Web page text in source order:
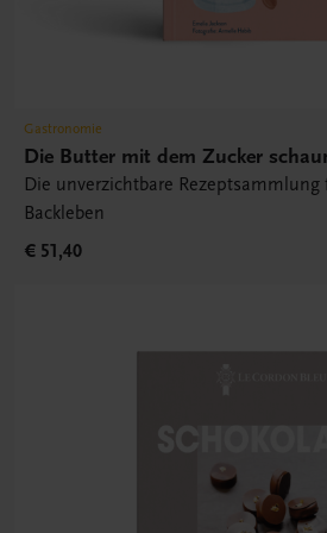
Gastronomie
Die Butter mit dem Zucker
Die unverzichtbare Rezeptsammlung
Backleben
€ 51,40